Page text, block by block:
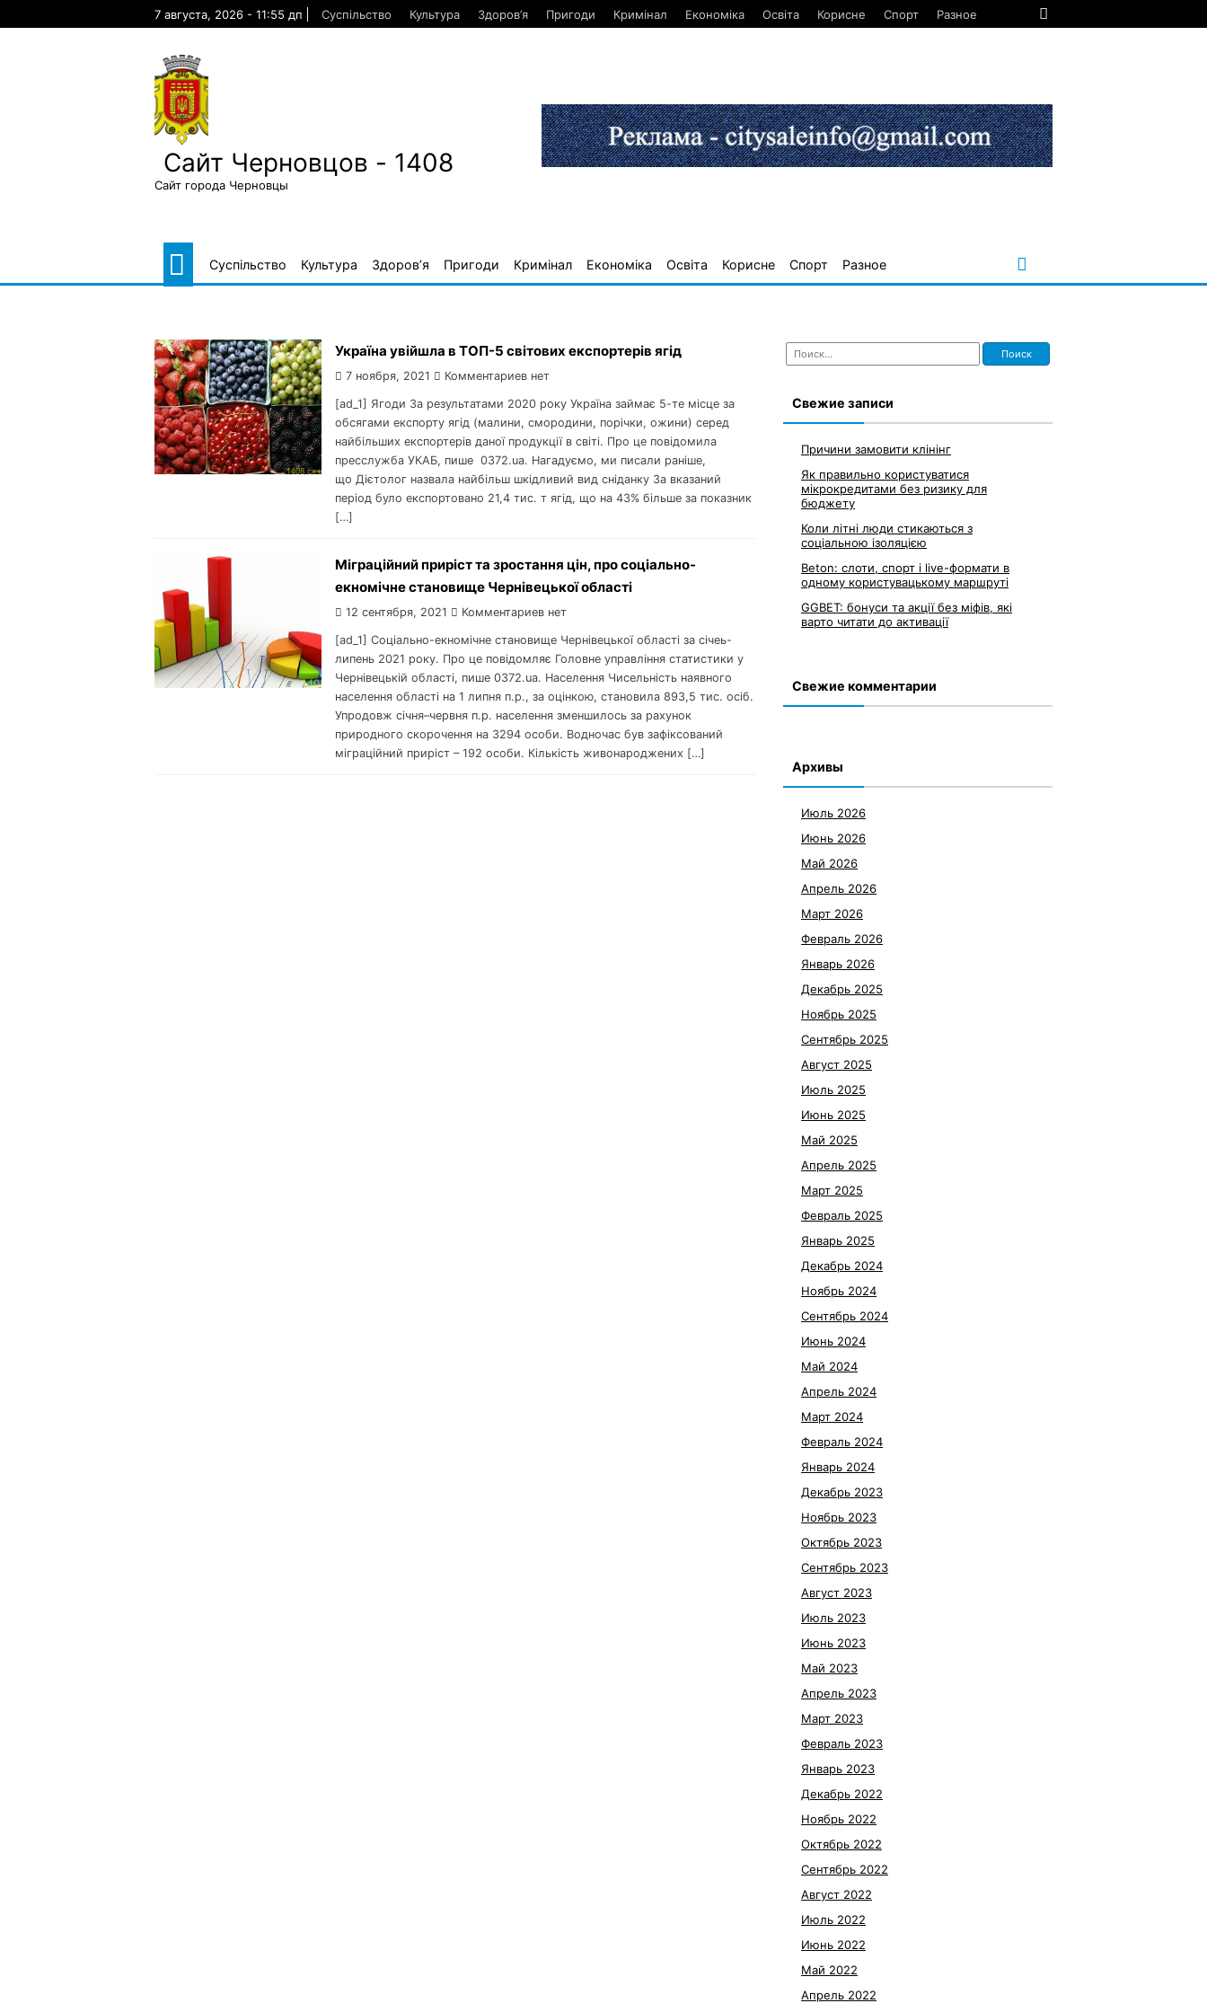
7 августа, 2026 - 11:55 дп Суспільство Культура Здоров’я Пригоди Кримінал Економіка Освіта Корисне Спорт Разное
Сайт Черновцов - 1408
Сайт города Черновцы
Суспільство Культура Здоров’я Пригоди Кримінал Економіка Освіта Корисне Спорт Разное
Україна увійшла в ТОП-5 світових експортерів ягід
7 ноября, 2021 Комментариев нет
[ad_1] Ягоди За результатами 2020 року Україна займає 5-те місце за
обсягами експорту ягід (малини, смородини, порічки, ожини) серед
найбільших експортерів даної продукції в світі. Про це повідомила
пресслужба УКАБ, пише 0372.ua. Нагадуємо, ми писали раніше,
що Дієтолог назвала найбільш шкідливий вид сніданку За вказаний
період було експортовано 21,4 тис. т ягід, що на 43% більше за показник
[…]
Міграційний приріст та зростання цін, про соціально-
екномічне становище Чернівецької області
12 сентября, 2021 Комментариев нет
[ad_1] Соціально-екномічне становище Чернівецької області за січеь-
липень 2021 року. Про це повідомляє Головне управління статистики у
Чернівецькій області, пише 0372.ua. Населення Чисельність наявного
населення області на 1 липня п.р., за оцінкою, становила 893,5 тис. осіб.
Упродовж січня–червня п.р. населення зменшилось за рахунок
природного скорочення на 3294 особи. Водночас був зафіксований
міграційний приріст – 192 особи. Кількість живонароджених […]
Найти:
Свежие записи
Причини замовити клінінг
Як правильно користуватися
мікрокредитами без ризику для
бюджету
Коли літні люди стикаються з
соціальною ізоляцією
Beton: слоти, спорт і live-формати в
одному користувацькому маршруті
GGBET: бонуси та акції без міфів, які
варто читати до активації
Свежие комментарии
Архивы
Июль 2026
Июнь 2026
Май 2026
Апрель 2026
Март 2026
Февраль 2026
Январь 2026
Декабрь 2025
Ноябрь 2025
Сентябрь 2025
Август 2025
Июль 2025
Июнь 2025
Май 2025
Апрель 2025
Март 2025
Февраль 2025
Январь 2025
Декабрь 2024
Ноябрь 2024
Сентябрь 2024
Июнь 2024
Май 2024
Апрель 2024
Март 2024
Февраль 2024
Январь 2024
Декабрь 2023
Ноябрь 2023
Октябрь 2023
Сентябрь 2023
Август 2023
Июль 2023
Июнь 2023
Май 2023
Апрель 2023
Март 2023
Февраль 2023
Январь 2023
Декабрь 2022
Ноябрь 2022
Октябрь 2022
Сентябрь 2022
Август 2022
Июль 2022
Июнь 2022
Май 2022
Апрель 2022